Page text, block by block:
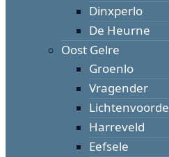
Dinxperlo
De Heurne
Oost Gelre
Groenlo
Vragender
Lichtenvoorde
Harreveld
Eefsele